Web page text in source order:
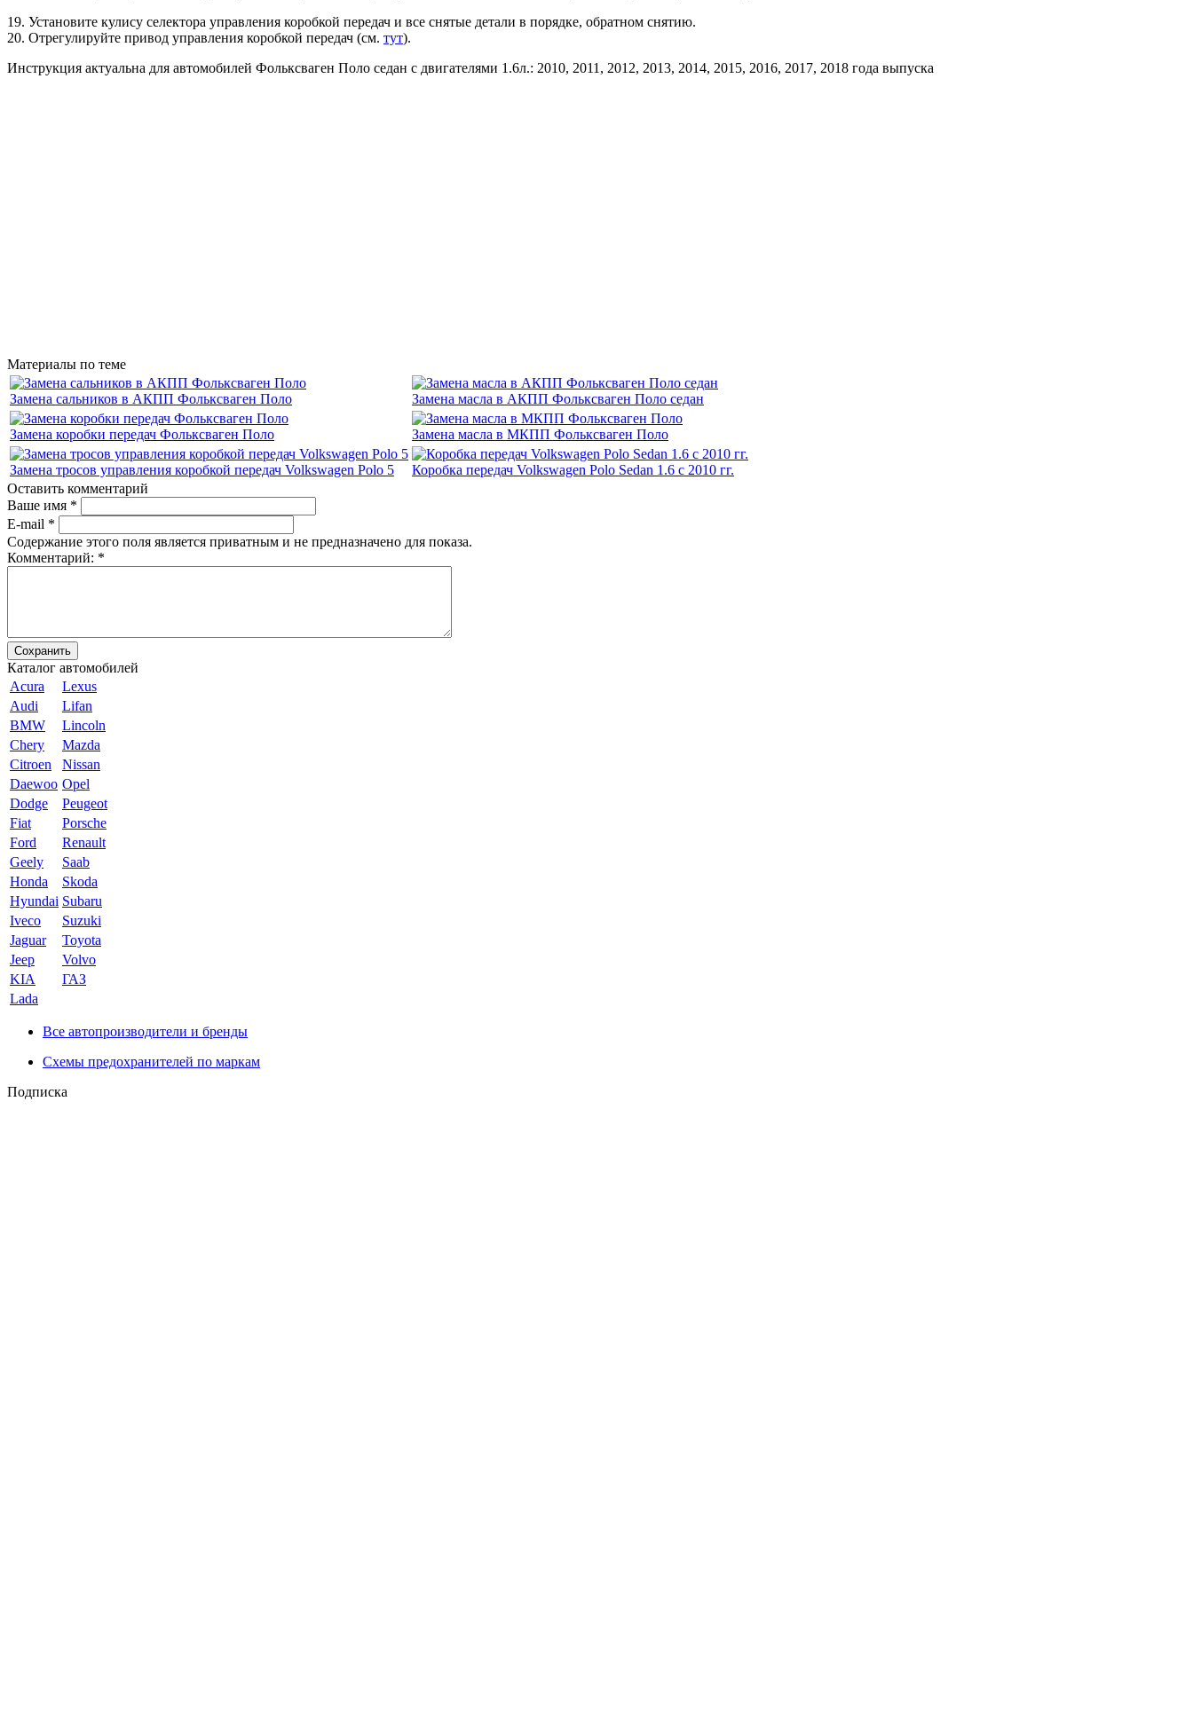
19. Установите кулису селектора управления коробкой передач и все снятые детали в порядке, обратном снятию.
20. Отрегулируйте привод управления коробкой передач (см. тут).
Инструкция актуальна для автомобилей Фольксваген Поло седан с двигателями 1.6л.: 2010, 2011, 2012, 2013, 2014, 2015, 2016, 2017, 2018 года выпуска
Материалы по теме
Замена сальников в АКПП Фольксваген Поло Замена масла в АКПП Фольксваген Поло седан
Замена коробки передач Фольксваген Поло Замена масла в МКПП Фольксваген Поло
Замена тросов управления коробкой передач Volkswagen Polo 5
Коробка передач Volkswagen Polo Sedan 1.6 с 2010 гг.
Оставить комментарий
Ваше имя *
E-mail *
Содержание этого поля является приватным и не предназначено для показа.
Комментарий: *
Каталог автомобилей
Acura
Lexus
Audi
Lifan
BMW
Lincoln
Chery
Mazda
Citroen
Nissan
Daewoo Opel
Dodge
Peugeot
Fiat
Porsche
Ford
Renault
Geely
Saab
Honda
Skoda
Hyundai Subaru
Iveco
Suzuki
Jaguar
Toyota
Jeep
Volvo
KIA
ГАЗ
Lada
Все автопроизводители и бренды
Схемы предохранителей по маркам
Подписка